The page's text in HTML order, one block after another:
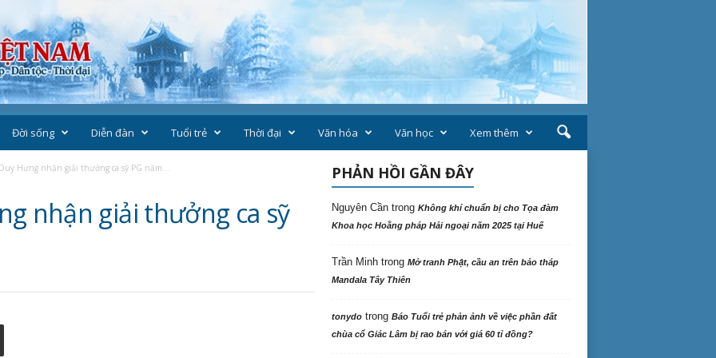
Đời sống Diễn đàn Tuổi trẻ Thời đại Văn hóa Văn học Xem thêm
Hưng nhận giải thưởng ca sỹ PG năm...
nhận giải thưởng ca sỹ
PHẢN HỒI GẦN ĐÂY
Nguyên Cầntrong Không khí chuẩn bị cho Tọa đàm
Khoa học Hoằng pháp Hải ngoại năm 2025 tại Huế
Trần Minhtrong Mở tranh Phật, cầu an trên bảo tháp
Mandala Tây Thiên
tonydotrong Báo Tuổi trẻ phản ảnh về việc phần đất
chùa cổ Giác Lâm bị rao bán với giá 60 tỉ đồng?